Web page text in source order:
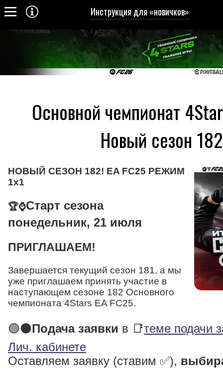
Инструкция для «новичков»
Основной чемпионат
Новый сезон
НОВЫЙ СЕЗОН 182! EA FC25 РЕЖИМ
1х1
🏆⌚Старт сезона
понедельник, 21 июля
ПРИГЛАШАЕМ!
Завершается текущий сезон 181, а мы
уже приглашаем принять участие в
наступающем сезоне 182 Основного
чемпионата 4Stars EA FC25.
🟢⚫Подача заявки в 📑теме подачи
Лич. кабинете
Оставляем заявку (ставим ✅),